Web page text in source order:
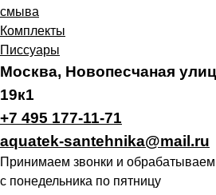
смыва
Комплекты
Писсуары
Москва, Новопесчаная
19к1
+7 495 177-11-71
aquatek-santehnika@mail.ru
Принимаем звонки и обрабатываем
с понедельника по пятницу